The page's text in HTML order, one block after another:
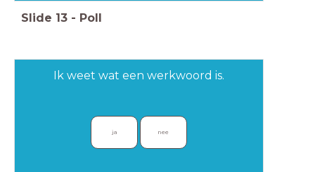
Slide 13 - Poll
Ik weet wat een werkwoord is.
ja nee